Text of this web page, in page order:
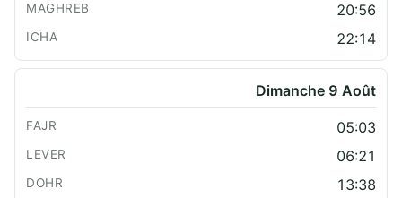
20:56
22:14
Dimanche 9 Août
05:03
06:21
13:38